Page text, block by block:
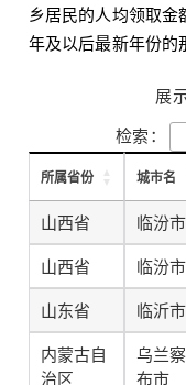
乡居民的人均领取
年及以后最新年份的
展
检索：
所属省份 城市名
山西省 临汾市
山西省
临汾市
山东省
临沂市
内蒙古自
治区
乌兰察
布市